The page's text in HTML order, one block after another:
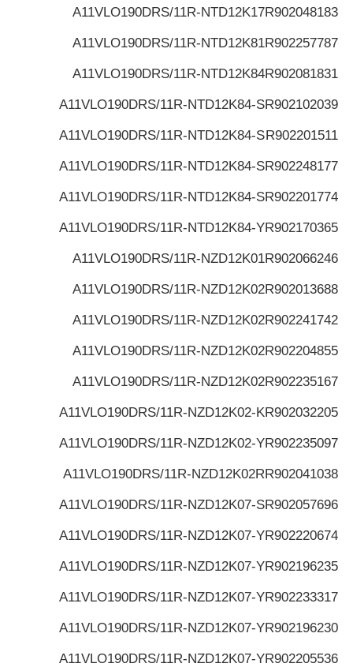
R902048183
A11VLO190DRS/11R-NTD12K17
R902257787
A11VLO190DRS/11R-NTD12K81
R902081831
A11VLO190DRS/11R-NTD12K84
R902102039
A11VLO190DRS/11R-NTD12K84-S
R902201511
A11VLO190DRS/11R-NTD12K84-S
R902248177
A11VLO190DRS/11R-NTD12K84-S
R902201774
A11VLO190DRS/11R-NTD12K84-S
R902170365
A11VLO190DRS/11R-NTD12K84-Y
R902066246
A11VLO190DRS/11R-NZD12K01
R902013688
A11VLO190DRS/11R-NZD12K02
R902241742
A11VLO190DRS/11R-NZD12K02
R902204855
A11VLO190DRS/11R-NZD12K02
R902235167
A11VLO190DRS/11R-NZD12K02
R902032205
A11VLO190DRS/11R-NZD12K02-K
R902235097
A11VLO190DRS/11R-NZD12K02-Y
R902041038
A11VLO190DRS/11R-NZD12K02R
R902057696
A11VLO190DRS/11R-NZD12K07-S
R902220674
A11VLO190DRS/11R-NZD12K07-Y
R902196235
A11VLO190DRS/11R-NZD12K07-Y
R902233317
A11VLO190DRS/11R-NZD12K07-Y
R902196230
A11VLO190DRS/11R-NZD12K07-Y
R902205536
A11VLO190DRS/11R-NZD12K07-Y